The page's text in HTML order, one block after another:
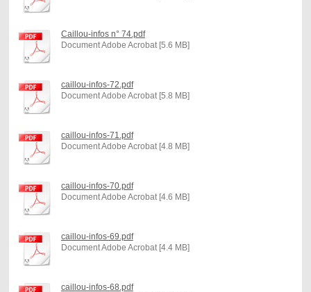
Caillou-infos n° 74.pdf
Document Adobe Acrobat [5.6 MB]
caillou-infos-72.pdf
Document Adobe Acrobat [5.8 MB]
caillou-infos-71.pdf
Document Adobe Acrobat [4.8 MB]
caillou-infos-70.pdf
Document Adobe Acrobat [4.6 MB]
caillou-infos-69.pdf
Document Adobe Acrobat [4.4 MB]
caillou-infos-68.pdf